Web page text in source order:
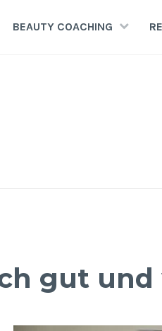
BEAUTY COACHING
gut